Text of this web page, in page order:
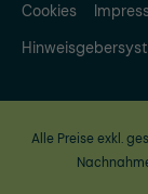
Cookies
Alle Preise exkl.